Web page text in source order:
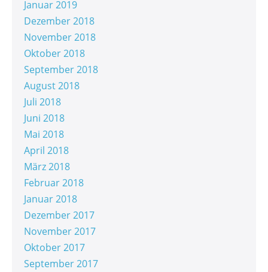
Januar 2019
Dezember 2018
November 2018
Oktober 2018
September 2018
August 2018
Juli 2018
Juni 2018
Mai 2018
April 2018
März 2018
Februar 2018
Januar 2018
Dezember 2017
November 2017
Oktober 2017
September 2017